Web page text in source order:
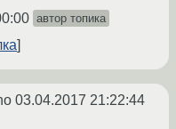
автор топика
03.04.2017 21:22:44